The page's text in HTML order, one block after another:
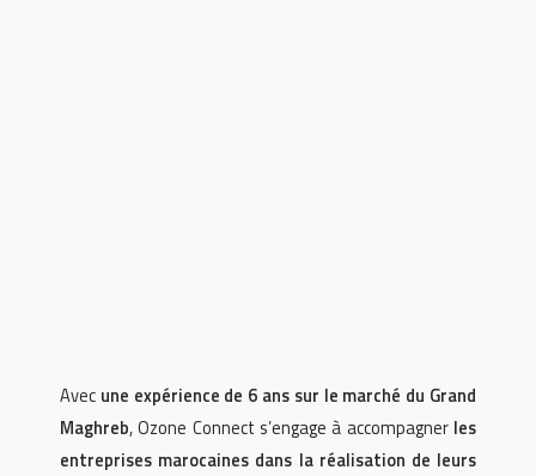
Avec une expérience de 6 ans sur le marché du Grand
Maghreb, Ozone Connect s’engage à accompagner les
entreprises marocaines dans la réalisation de leurs